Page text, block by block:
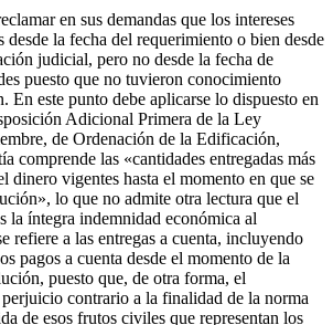
en sus demandas que los intereses
desde la fecha del requerimiento o bien desde
judicial, pero no desde la fecha de
puesto que no tuvieron conocimiento
En este punto debe aplicarse lo dispuesto en
Adicional Primera de la Ley
de Ordenación de la Edificación,
comprende las «cantidades entregadas más
dinero vigentes hasta el momento en que se
lo que no admite otra lectura que el
la íntegra indemnidad económica al
refiere a las entregas a cuenta, incluyendo
pagos a cuenta desde el momento de la
puesto que, de otra forma, el
contrario a la finalidad de la norma
de esos frutos civiles que representan los